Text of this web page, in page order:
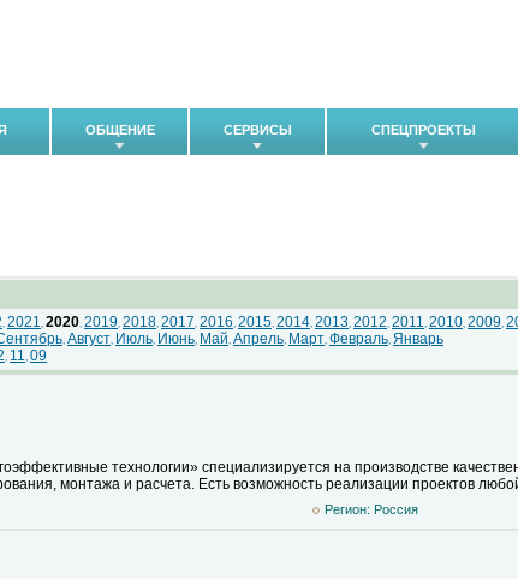
ОБЩЕНИЕ СЕРВИСЫ СПЕЦПРОЕКТЫ
, 2021, 2020, 2019, 2018, 2017, 2016, 2015, 2014, 2013, 2012, 2011, 2010, 2009,
, Август, Июль, Июнь, Май, Апрель, Март, Февраль, Январь
, 11, 09
технологии» специализируется на производстве
монтажа и расчета. Есть возможность реализации проектов
Регион: Pоссия